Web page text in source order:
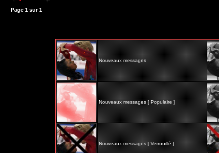
Page 1 sur1
Nouveaux messages
Nouveaux messages [ Populaire ]
Nouveaux messages [ Verrouillé ]